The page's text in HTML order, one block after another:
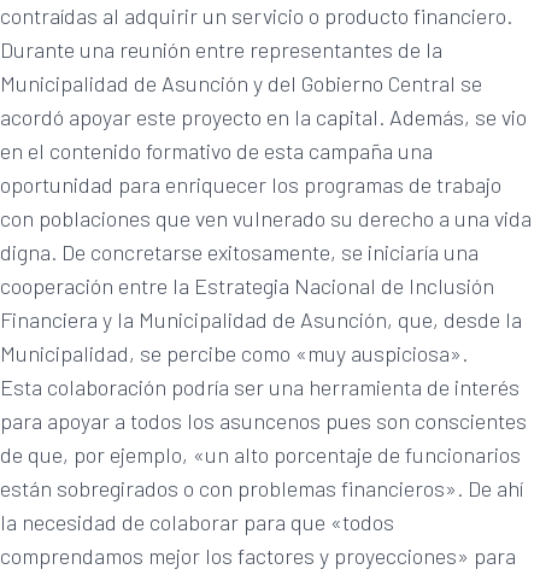
contraídas al adquirir un servicio o producto financiero.
Durante una reunión entre representantes de la
Municipalidad de Asunción y del Gobierno Central se
acordó apoyar este proyecto en la capital. Además, se vio
en el contenido formativo de esta campaña una
oportunidad para enriquecer los programas de trabajo
con poblaciones que ven vulnerado su derecho a una vida
digna. De concretarse exitosamente, se iniciaría una
cooperación entre la Estrategia Nacional de Inclusión
Financiera y la Municipalidad de Asunción, que, desde la
Municipalidad, se percibe como «muy auspiciosa».
Esta colaboración podría ser una herramienta de interés
para apoyar a todos los asuncenos pues son conscientes
de que, por ejemplo, «un alto porcentaje de funcionarios
están sobregirados o con problemas financieros». De ahí
la necesidad de colaborar para que «todos
comprendamos mejor los factores y proyecciones» para